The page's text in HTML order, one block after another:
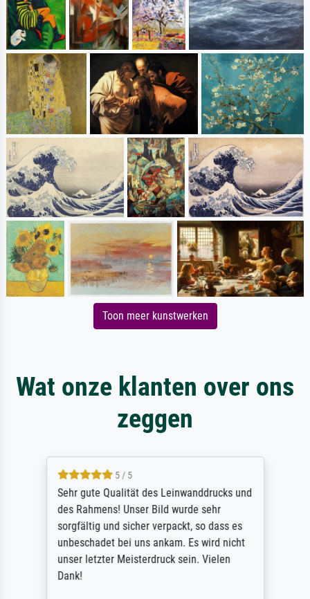
Toon meer kunstwerken
Wat onze klanten over ons
zeggen
5 / 5
Sehr gute Qualität des Leinwanddrucks und
des Rahmens! Unser Bild wurde sehr
sorgfältig und sicher verpackt, so dass es
unbeschadet bei uns ankam. Es wird nicht
unser letzter Meisterdruck sein. Vielen
Dank!